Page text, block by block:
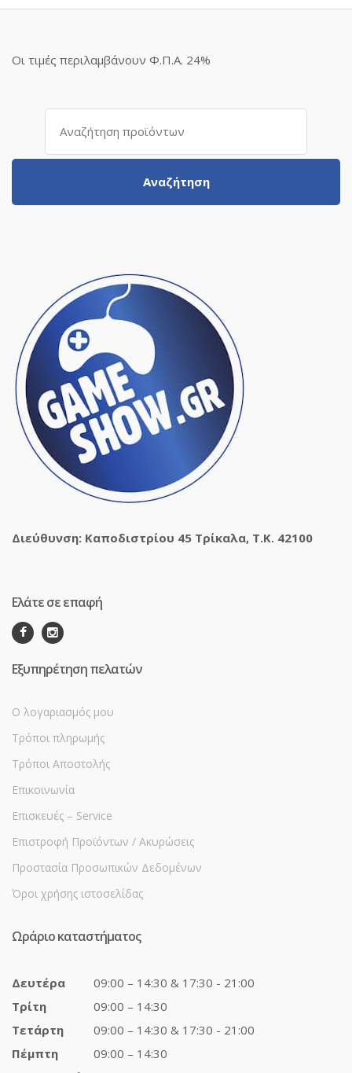
Οι τιμές περιλαμβάνουν Φ.Π.Α. 24%
Αναζήτηση
Αναζήτηση
Διεύθυνση: Καποδιστρίου 45 Τρίκαλα, Τ.Κ. 42100
Ελάτε σε επαφή
Εξυπηρέτηση πελατών
Ο λογαριασμός μου
Τρόποι πληρωμής
Τρόποι Αποστολής
Επικοινωνία
Επισκευές – Service
Επιστροφή Προϊόντων / Ακυρώσεις
Προστασία Προσωπικών Δεδομένων
Όροι χρήσης ιστοσελίδας
Ωράριο καταστήματος
Δευτέρα
09:00 – 14:30 & 17:30 - 21:00
Τρίτη
09:00 – 14:30
Τετάρτη
09:00 – 14:30 & 17:30 - 21:00
Πέμπτη
09:00 – 14:30